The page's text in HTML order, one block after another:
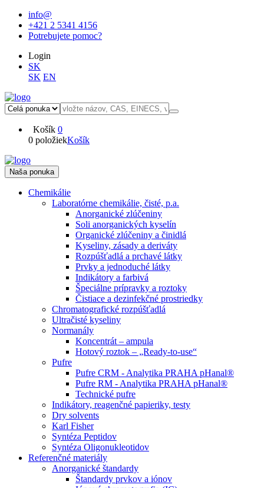
info@
+421 2 5341 4156
Potrebujete pomoc?
Login
SK
SK EN
Košík 0
0 položiekKošík
Naša ponuka
Chemikálie
Laboratórne chemikálie, čisté, p.a.
Anorganické zlúčeniny
Soli anorganických kyselín
Organické zlúčeniny a činidlá
Kyseliny, zásady a deriváty
Rozpúšťadlá a prchavé látky
Prvky a jednoduché látky
Indikátory a farbivá
Špeciálne prípravky a roztoky
Čistiace a dezinfekčné prostriedky
Chromatografické rozpúšťadlá
Ultračisté kyseliny
Normanály
Koncentrát – ampula
Hotový roztok – „Ready-to-use“
Pufre
Pufre CRM - Analytika PRAHA pHanal®
Pufre RM - Analytika PRAHA pHanal®
Technické pufre
Indikátory, reagenčné papieriky, testy
Dry solvents
Karl Fisher
Syntéza Peptidov
Syntéza Oligonukleotidov
Referenčné materiály
Anorganické štandardy
Štandardy prvkov a iónov